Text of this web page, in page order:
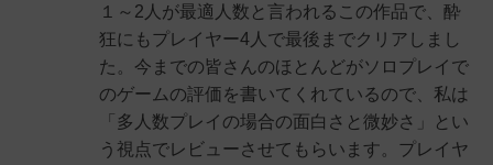
１～2人が最適人数と言われるこの作品で、酔
狂にもプレイヤー4人で最後までクリアしまし
た。今までの皆さんのほとんどがソロプレイで
のゲームの評価を書いてくれているので、私は
「多人数プレイの場合の面白さと微妙さ」とい
う視点でレビューさせてもらいます。プレイヤ